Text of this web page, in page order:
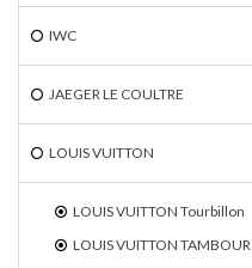
IWC
JAEGER LE COULTRE
LOUIS VUITTON
LOUIS VUITTON Tourbillon
LOUIS VUITTON TAMBOUR